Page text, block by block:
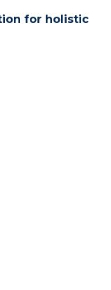
for holistic